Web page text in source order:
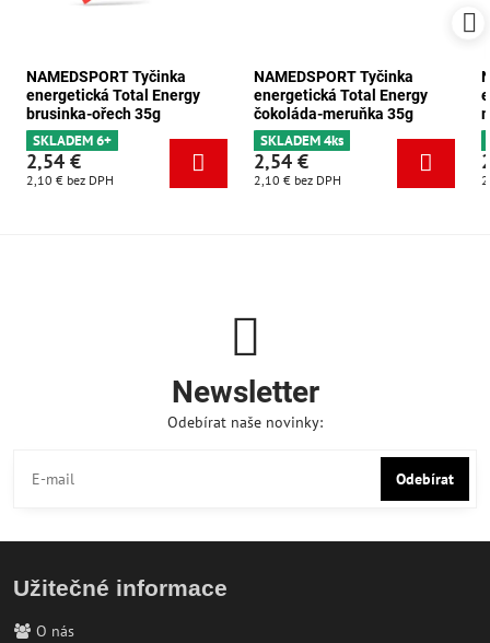
NAMEDSPORT Tyčinka
energetická Total Energy
brusinka-ořech 35g
SKLADEM 6+
2,54 €
2,10 € bez DPH
NAMEDSPORT Tyčinka
energetická Total Energy
čokoláda-meruňka 35g
SKLADEM 4ks
2,54 €
2,10 € bez DPH
Newsletter
Odebírat naše novinky:
Odebírat
Užitečné informace
O nás